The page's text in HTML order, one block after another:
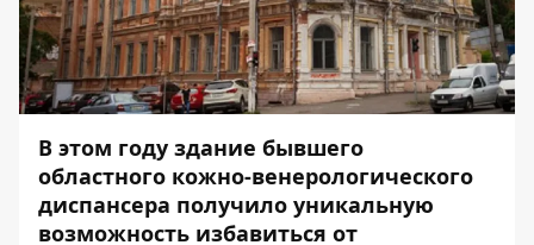
В этом году здание бывшего
областного кожно-венерологического
диспансера получило уникальную
возможность избавиться от